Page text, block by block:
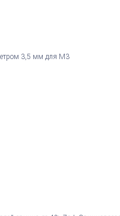
3,5 мм для M3